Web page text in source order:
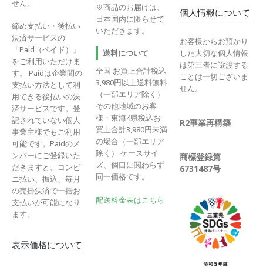
せん。
締め支払い・後払い
決済サービスの
「Paid（ペイド）」
をご利用いただけま
す。 Paidは企業間の
支払い方法として利
用できる後払いの決
済サービスです。登
記されていない個人
事業主様でもご利用
可能です。Paidのメ
ンバーにご登録いた
だきますと、コンビ
ニ払い、振込、毎月
の売掛決済で一括お
支払いが可能になり
ます。
表示価格について
※商品のお届けは、
日本国内に限らせて
いただきます。
送料について
全国 お買上合計税込
3,980円以上送料無料
（一部エリア除く）
その他地域のお客
様・東海4県税込お
買上合計3,980円未満
の場合（一部エリア
除く） ケースサイ
ズ、個口に関わらず
同一価格です。
配送料金表はこちら
個人情報について
お客様からお預かり
した大切な個人情報
は第三者に譲渡する
ことは一切ございま
せん。
R2事業再構築
商標登録第
6731487号